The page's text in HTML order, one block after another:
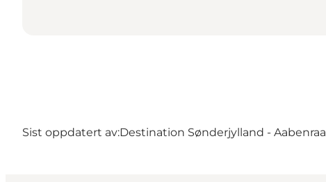
Sist oppdatert av:Destination Sønderjylland - Aabenraa